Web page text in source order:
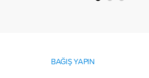
BAĞIŞ YAPIN